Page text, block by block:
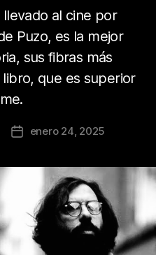
al cine por
Puzo, es la mejor
sus fibras más
que es superior
Fecha
publicación
enero 24, 2025